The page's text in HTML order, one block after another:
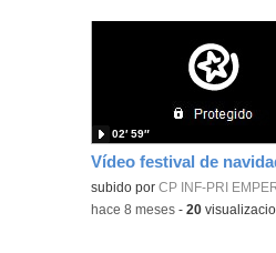
subido porCP INF-PRI
02′ 59″
-hace 8 meses -20